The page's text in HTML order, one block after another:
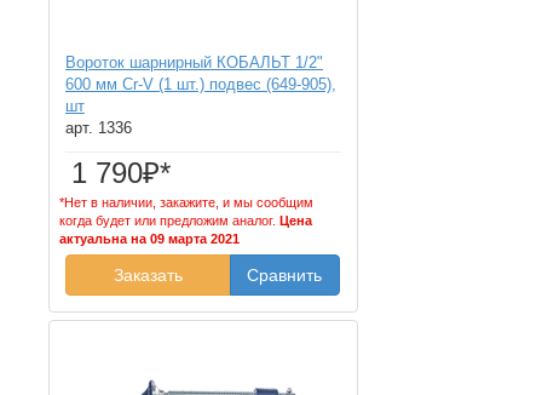
Вороток шарнирный КОБАЛЬТ 1/2"
600 мм Cr-V (1 шт.) подвес (649-905),
шт
арт. 1336
1 790₽*
*Нет в наличии, закажите, и мы сообщим
когда будет или предложим аналог. Цена
актуальна на 09 марта 2021
Заказать Сравнить